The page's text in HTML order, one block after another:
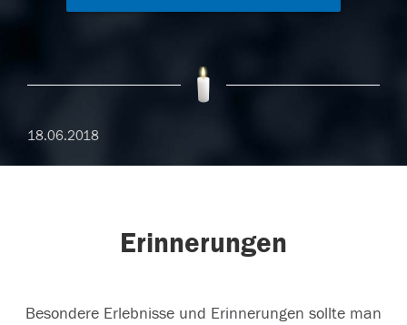
18.06.2018
Erinnerungen
Besondere Erlebnisse und Erinnerungen sollte man